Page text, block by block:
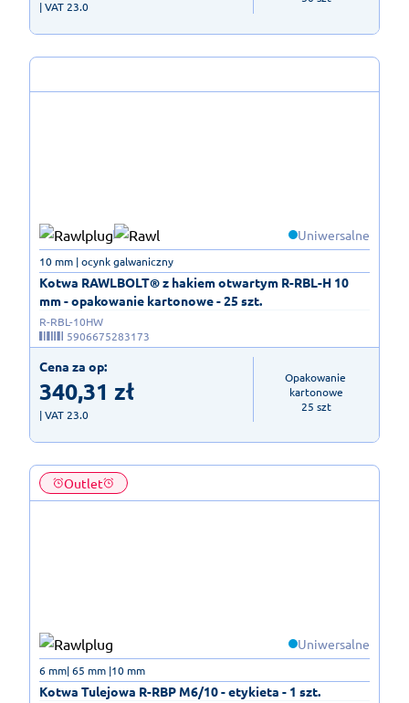
| VAT 23.0
Uniwersalne
Kotwa RAWLBOLT® z hakiem otwartym R-RBL-H 10
mm - opakowanie kartonowe - 25 szt.
10 mm | ocynk galwaniczny
R-RBL-10HW
5906675283173
Cena za op:
340,31 zł
| VAT 23.0
Opakowanie
kartonowe
25 szt
Outlet
Uniwersalne
Kotwa Tulejowa R-RBP M6/10 - etykieta - 1 szt.
6 mm| 65 mm |10 mm